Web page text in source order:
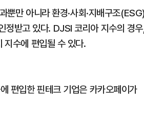
만 아니라 환경·사회·지배구조
정받고 있다. DJSI 코리아 지수의 경
수에 편입될 수 있다.
편입한 핀테크 기업은 카카오페이가